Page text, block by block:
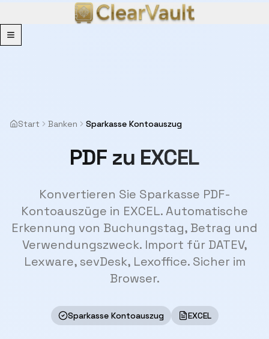
Menu
Start Banken Sparkasse Kontoauszug
PDF zu EXCEL
Konvertieren Sie Sparkasse PDF-
Kontoauszüge in EXCEL. Automatische
Erkennung von Buchungstag, Betrag und
Verwendungszweck. Import für DATEV,
Lexware, sevDesk, Lexoffice. Sicher im
Browser.
Sparkasse Kontoauszug EXCEL